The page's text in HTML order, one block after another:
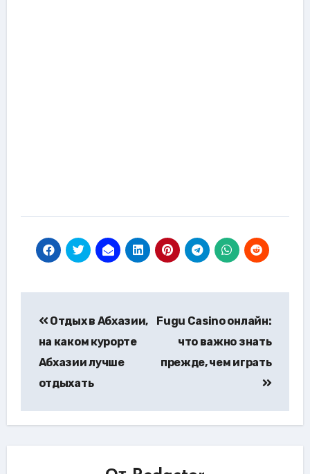
по
записям
Отдых в Абхазии,
на каком курорте
Абхазии лучше
отдыхать
Fugu Casino онлайн:
что важно знать
прежде, чем играть